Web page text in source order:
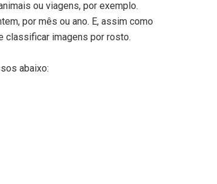
ou viagens, por exemplo.
por mês ou ano. E, assim como
classificar imagens por rosto.
abaixo: